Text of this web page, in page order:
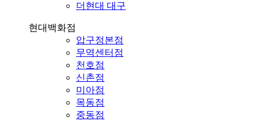
더현대 대구
현대백화점
압구정본점
무역센터점
천호점
신촌점
미아점
목동점
중동점